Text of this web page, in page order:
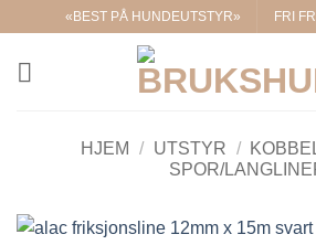
content
«BEST PÅ HUNDEUTSTYR» FRI
HJEM / UTSTYR /
SPOR/